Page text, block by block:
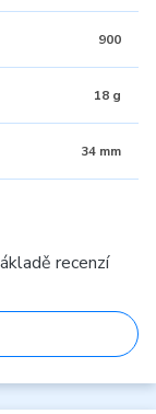
900
18 g
34 mm
recenzí